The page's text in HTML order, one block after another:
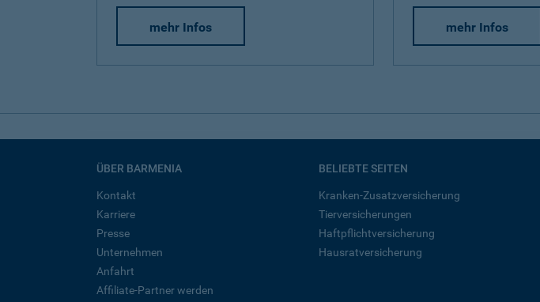
mehr Infos mehr Infos
ÜBER BARMENIA
Kontakt
Karriere
Presse
Unternehmen
Anfahrt
Affiliate-Partner werden
BELIEBTE SEITEN
Kranken-Zusatzversicherung
Tierversicherungen
Haftpflichtversicherung
Hausratversicherung